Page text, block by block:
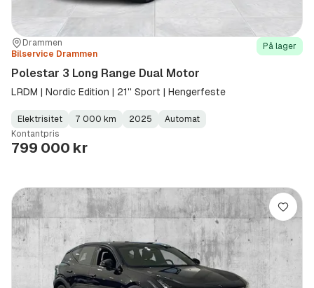
Sted:Drammen
Forhandler:
Bilservice Drammen
På lager
Polestar 3 Long Range Dual Motor
LRDM | Nordic Edition | 21'' Sport | Hengerfeste
Fuel
Type:
Elektrisitet
Kilometerstand:
7 000 km
Model
Year:
2025
Gearbox
Type:
Automat
Kontantpris
799 000 kr
Lagre